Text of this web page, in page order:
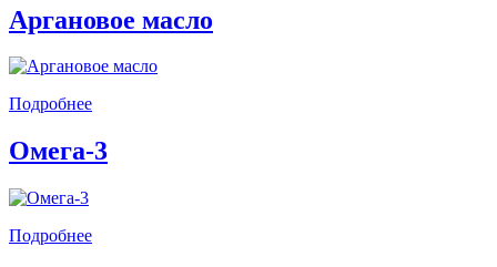
Аргановое масло
Подробнее
Омега-3
Подробнее